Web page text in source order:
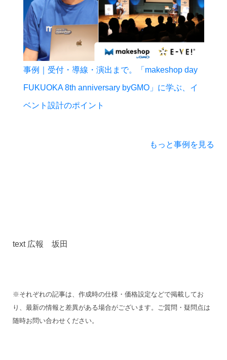
事例｜受付・導線・演出まで。「makeshop day
FUKUOKA 8th anniversary byGMO」に学ぶ、イ
ベント設計のポイント
もっと事例を見る
text 広報 坂田
※それぞれの記事は、作成時の仕様・価格設定などで掲載してお
り、最新の情報と差異がある場合がございます。ご質問・疑問点は
随時お問い合わせください。